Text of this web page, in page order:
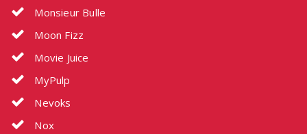
Monsieur Bulle
Moon Fizz
Movie Juice
MyPulp
Nevoks
Nox